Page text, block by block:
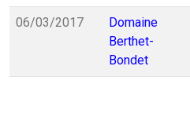
06/03/2017
Domaine
Berthet-
Bondet